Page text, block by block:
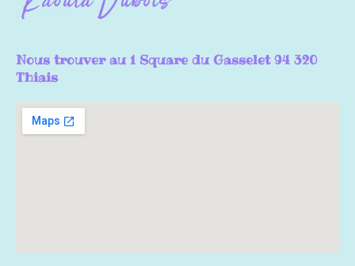
Nous trouver au 1 Square du Gasselet 94 320
Thiais